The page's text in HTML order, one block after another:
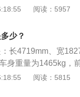
间的距离；车宽是
宝马3系是宝马集团
速为218到250km
，匹配了8挡手自一
。国家关于汽车
到，车辆的总宽不
阅读：5957
少？
长4719mm、宽
身重量为1465kg，
发动机，最大功率
阅读：5815